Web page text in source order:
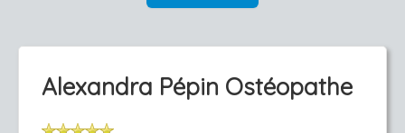
Alexandra Pépin Ostéopathe